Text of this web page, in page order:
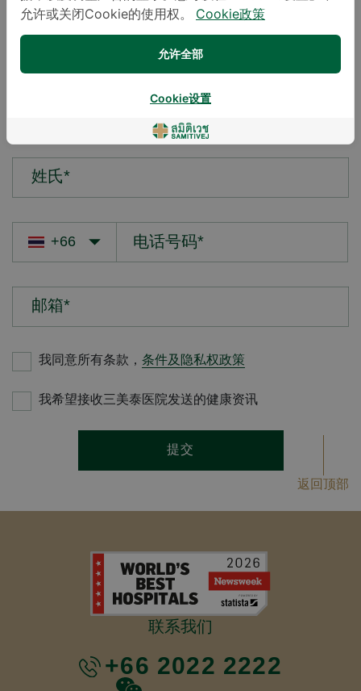
姓氏*
邮箱*
我同意所有条款， 条件及隐私权政策
我希望接收三美泰医院发送的健康资讯
提交
返回顶部
联系我们
+66 2022 2222
允许或关闭Cookie的使用权。
Cookie政策
允许全部
Cookie设置